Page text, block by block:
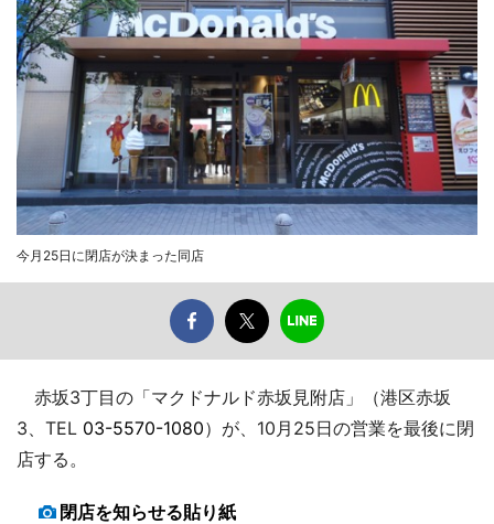
今月25日に閉店が決まった同店
赤坂3丁目の「マクドナルド赤坂見附店」（港区赤坂
3、TEL 03-5570-1080）が、10月25日の営業を最後に閉
店する。
閉店を知らせる貼り紙